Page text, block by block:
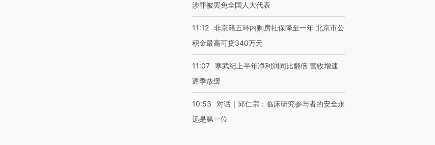
涉罪被罢免全国人大代表
11:12 非京籍五环内购房社保降至一年 北京市公
积金最高可贷340万元
11:07
寒武纪上半年净利润同比翻倍 营收增速
逐季放缓
10:53
对话｜邱仁宗：临床研究参与者的安全永
远是第一位